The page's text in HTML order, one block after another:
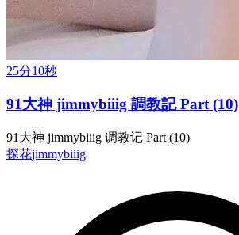
25分10秒
91大神 jimmybiiig 調教記 Part (10)
91大神 jimmybiiig 调教记 Part (10)
探花jimmybiiig